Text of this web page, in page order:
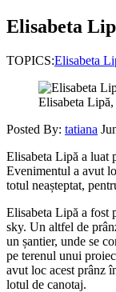
Elisabeta
TOPICS:Elisabeta
Elisabeta Lipă,
Posted By: tatiana
Elisabeta Lipă a luat
Evenimentul a avut
totul neașteptat,
Elisabeta Lipă a fost
sky. Un altfel de
un șantier, unde se
pe terenul unui
avut loc acest prânz
lotul de canotaj.